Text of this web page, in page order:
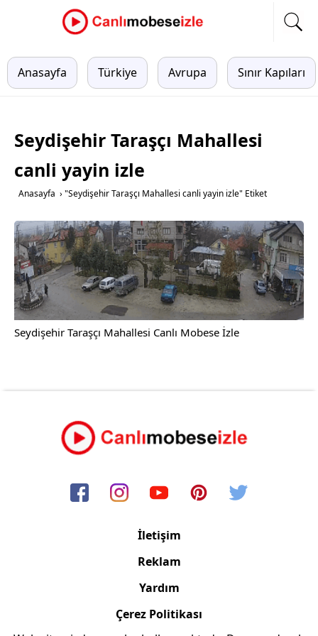
Anasayfa Türkiye Avrupa Sınır Kapıları
Seydişehir Taraşçı Mahallesi
canli yayin izle
Anasayfa › "Seydişehir Taraşçı Mahallesi canli yayin izle" Etiket
Seydişehir Taraşçı Mahallesi Canlı Mobese İzle
İletişim
Reklam
Yardım
Çerez Politikası